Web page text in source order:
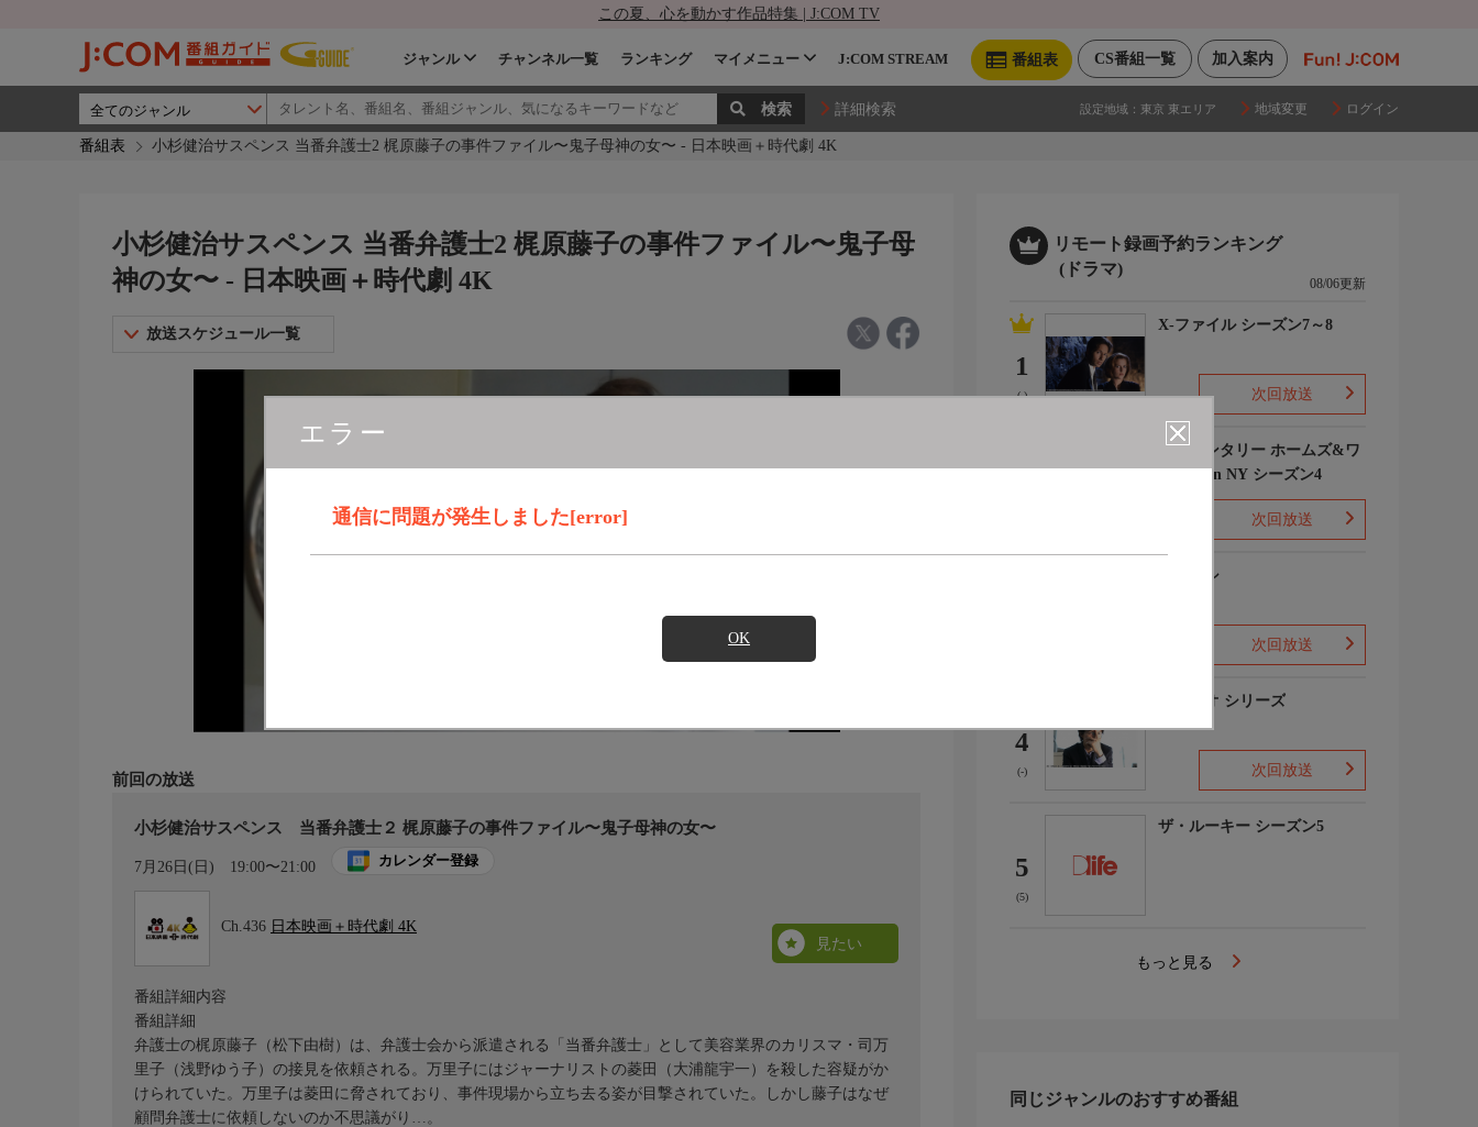
この夏、心を動かす作品特集 | J:COM TV
加入案内
CS番組一覧
番組表
ジャンル チャンネル一覧 ランキング マイメニュー J:COM STREAM
詳細検索 設定地域： 東京 東エリア 地域変更 ログイン
番組表 小杉健治サスペンス 当番弁護士2 梶原藤子の事件ファイル〜鬼子母神の女〜 - 日本映画＋時代劇 4K
エラー
通信に問題が発生しました[error]
OK
小杉健治サスペンス 当番弁護士2 梶原藤子の事件ファイル〜鬼子母
神の女〜 - 日本映画＋時代劇 4K
放送スケジュール一覧
前回の放送
小杉健治サスペンス 当番弁護士２ 梶原藤子の事件ファイル〜鬼子母神の女〜
7月26日(日) 19:00〜21:00 カレンダー登録
Ch.436 日本映画＋時代劇 4K
見たい
番組詳細内容
番組詳細
弁護士の梶原藤子（松下由樹）は、弁護士会から派遣される「当番弁護士」として美容業界のカリスマ・司万
里子（浅野ゆう子）の接見を依頼される。万里子にはジャーナリストの菱田（大浦龍宇一）を殺した容疑がか
けられていた。万里子は菱田に脅されており、事件現場から立ち去る姿が目撃されていた。しかし藤子はなぜ
顧問弁護士に依頼しないのか不思議がり…。
リモート録画予約ランキング
(ドラマ)
08/06更新
1
(-)
X-ファイル シーズン7～8
次回放送
エレメンタリー ホームズ&ワ
トソン in NY シーズン4
次回放送
下山メシ
次回放送
4
(-)
ガリレオ シリーズ
次回放送
5
(5)
ザ・ルーキー シーズン5
もっと見る
同じジャンルのおすすめ番組